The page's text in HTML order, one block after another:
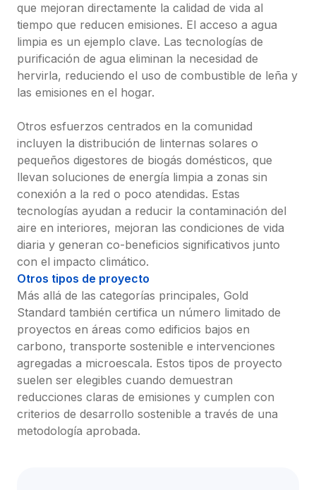
que mejoran directamente la calidad de vida al
tiempo que reducen emisiones. El acceso a agua
limpia es un ejemplo clave. Las tecnologías de
purificación de agua eliminan la necesidad de
hervirla, reduciendo el uso de combustible de leña y
las emisiones en el hogar.
Otros esfuerzos centrados en la comunidad
incluyen la distribución de linternas solares o
pequeños digestores de biogás domésticos, que
llevan soluciones de energía limpia a zonas sin
conexión a la red o poco atendidas. Estas
tecnologías ayudan a reducir la contaminación del
aire en interiores, mejoran las condiciones de vida
diaria y generan co-beneficios significativos junto
con el impacto climático.
Otros tipos de proyecto
Más allá de las categorías principales, Gold
Standard también certifica un número limitado de
proyectos en áreas como edificios bajos en
carbono, transporte sostenible e intervenciones
agregadas a microescala. Estos tipos de proyecto
suelen ser elegibles cuando demuestran
reducciones claras de emisiones y cumplen con
criterios de desarrollo sostenible a través de una
metodología aprobada.